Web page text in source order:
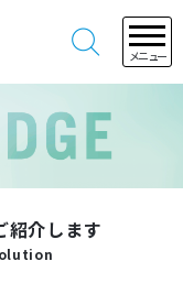
メニュー
紹介します